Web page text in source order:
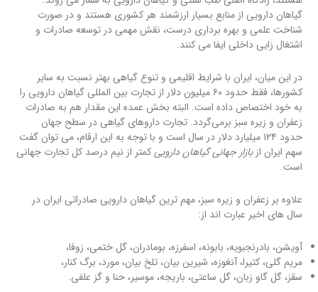
گیاهان دارویی از منابع بسیار ارزشمند هر کشوری هستند و در صورت
شناخت علمی و بهره برداری درست، نقش مهمی در توسعه صادرات و
اشتغال زایی داخلی ایفا می کنند.
در این میان، ایران با شرایط اقلیمی و تنوع گیاهی بهتر نسبت به سایر
کشورها، فقط حدود ۶۰ میلیون دلار از تجارت بین المللی گیاهان دارویی را
به خود اختصاص داده است. البته بخش عمده این مقدار هم به صادرات
زعفران و زیره سبز برمی‌گردد. تجارت داروهای گیاهی در سطح جهان
حدود ۱۲۴ میلیارد دلار در سال است و با توجه به این ارقام، می توان گفت
سهم ایران ازبازار جهانی گیاهان داروییکمتر از نیم درصد کل تجارت جهانی
است.
علاوه بر زعفران و زیره سبز، مهم ترین گیاهان دارویی صادراتی ایران در
سال های اخیر عبارت اند از:
آویشن، بادرنجبویه، بابونه، اسفرزه، بومادران، گل ختمی، زوفا،
مریم گلی، کتیرا، آنغوزه، شیرین بیان، تلخ بیان، مورد، برگ کنار،
سقز، گل گاو زبان، گل ساعتی، باریجه، موسیر، حنا و گز علفی.